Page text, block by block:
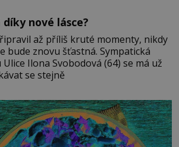
nové lásce?
až příliš kruté momenty, nikdy
znovu šťastná. Sympatická
Ilona Svobodová (64) se má už
se stejně